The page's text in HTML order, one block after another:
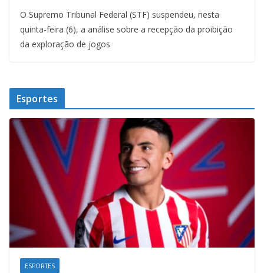
O Supremo Tribunal Federal (STF) suspendeu, nesta
quinta-feira (6), a análise sobre a recepção da proibição
da exploração de jogos
Esportes
ESPORTES